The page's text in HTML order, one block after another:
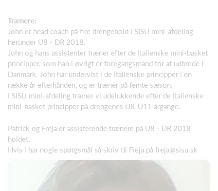
Trænere:
John er head coach på fire drengehold i SISU mini-afdeling
herunder U8 - DR 2018.
John og hans assistenter træner efter de Italienske mini-basket
principper, som han i øvrigt er foregangsmand for at udbrede i
Danmark. John har undervist i de italienske principper i en
række år efterhånden, og er træner på femte sæson.
I SISU mini-afdeling træner vi udelukkende efter de Italienske
mini-basket principper på drengenes U8-U11 årgange.
Patrick og Freja er assisterende trænere på U8 - DR 2018
holdet.
Hvis i har nogle spørgsmål så skriv til Freja på freja@sisu.sk